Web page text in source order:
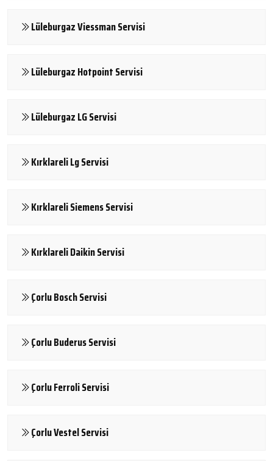
Lüleburgaz Viessman Servisi
Lüleburgaz Hotpoint Servisi
Lüleburgaz LG Servisi
Kırklareli Lg Servisi
Kırklareli Siemens Servisi
Kırklareli Daikin Servisi
Çorlu Bosch Servisi
Çorlu Buderus Servisi
Çorlu Ferroli Servisi
Çorlu Vestel Servisi